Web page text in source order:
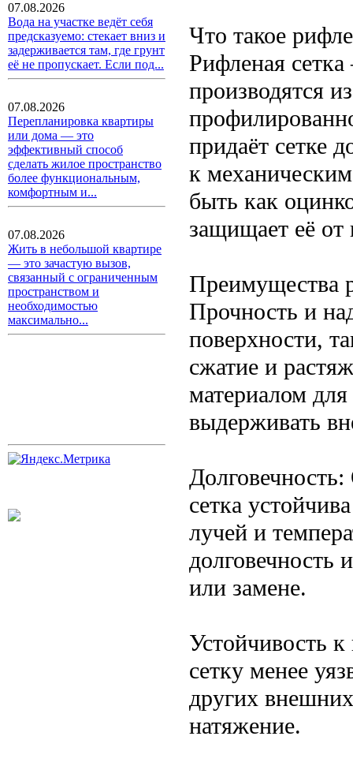
07.08.2026
Вода на участке ведёт себя
предсказуемо: стекает вниз и
задерживается там, где грунт
её не пропускает. Если под...
07.08.2026
Перепланировка квартиры
или дома — это
эффективный способ
сделать жилое пространство
более функциональным,
комфортным и...
07.08.2026
Жить в небольшой квартире
— это зачастую вызов,
связанный с ограниченным
пространством и
необходимостью
максимально...
Что такое
Рифленая
производятся
придаёт сетке
к
быть как
защищает её от
Преимущества
Прочность и
поверхности,
сжатие и
материалом
выдерживать
сетка
лучей и
долговечность
или замене.
Устойчивость
сетку менее
других
натяжение.